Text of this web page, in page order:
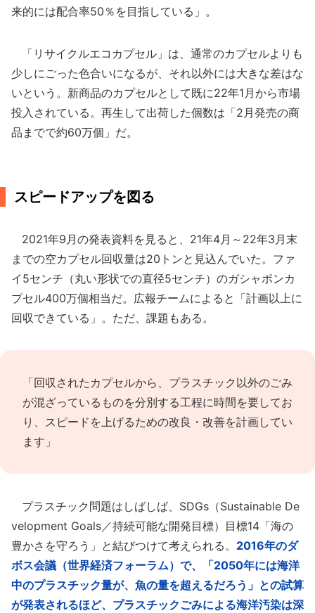
来的には配合率50％を目指している」。
「リサイクルエコカプセル」は、通常のカプセルよりも
少しにごった色合いになるが、それ以外には大きな差はな
いという。新商品のカプセルとして既に22年1月から市場
投入されている。再生して出荷した個数は「2月発売の商
品までで約60万個」だ。
スピードアップを図る
2021年9月の発表資料を見ると、21年4月～22年3月末
までの空カプセル回収量は20トンと見込んでいた。ファ
イ5センチ（丸い形状での直径5センチ）のガシャポンカ
プセル400万個相当だ。広報チームによると「計画以上に
回収できている」。ただ、課題もある。
「回収されたカプセルから、プラスチック以外のごみ
が混ざっているものを分別する工程に時間を要してお
り、スピードを上げるための改良・改善を計画してい
ます」
プラスチック問題はしばしば、SDGs（Sustainable De
velopment Goals／持続可能な開発目標）目標14「海の
豊かさを守ろう」と結びつけて考えられる。 2016年のダ
ボス会議（世界経済フォーラム）で、「2050年には海洋
中のプラスチック量が、魚の量を超えるだろう」との試算
が発表されるほど、プラスチックごみによる海洋汚染は深